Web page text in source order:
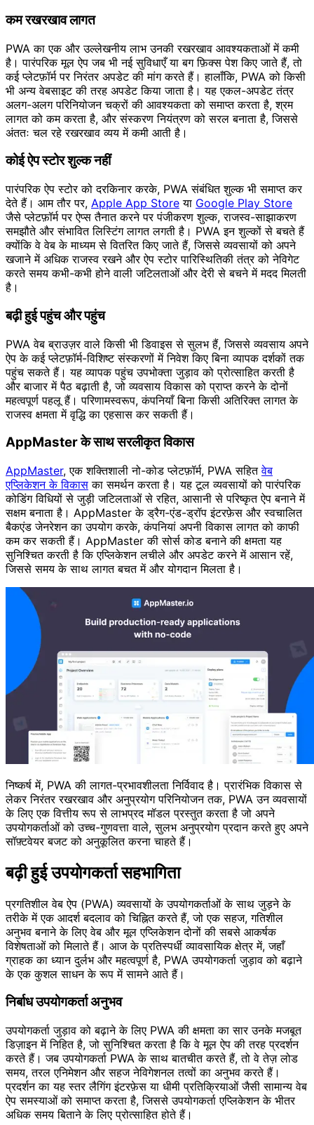
कम रखरखाव लागत
PWA का एक और उल्लेखनीय लाभ उनकी रखरखाव आवश्यकताओं में कमी
है। पारंपरिक मूल ऐप जब भी नई सुविधाएँ या बग फ़िक्स पेश किए जाते हैं, तो
कई प्लेटफ़ॉर्म पर निरंतर अपडेट की मांग करते हैं। हालाँकि, PWA को किसी
भी अन्य वेबसाइट की तरह अपडेट किया जाता है। यह एकल-अपडेट तंत्र
अलग-अलग परिनियोजन चक्रों की आवश्यकता को समाप्त करता है, श्रम
लागत को कम करता है, और संस्करण नियंत्रण को सरल बनाता है, जिससे
अंततः चल रहे रखरखाव व्यय में कमी आती है।
कोई ऐप स्टोर शुल्क नहीं
पारंपरिक ऐप स्टोर को दरकिनार करके, PWA संबंधित शुल्क भी समाप्त कर
देते हैं। आम तौर पर, Apple App Store या Google Play Store
जैसे प्लेटफ़ॉर्म पर ऐप्स तैनात करने पर पंजीकरण शुल्क, राजस्व-साझाकरण
समझौते और संभावित लिस्टिंग लागत लगती है। PWA इन शुल्कों से बचते हैं
क्योंकि वे वेब के माध्यम से वितरित किए जाते हैं, जिससे व्यवसायों को अपने
खजाने में अधिक राजस्व रखने और ऐप स्टोर पारिस्थितिकी तंत्र को नेविगेट
करते समय कभी-कभी होने वाली जटिलताओं और देरी से बचने में मदद मिलती
है।
बढ़ी हुई पहुंच और पहुंच
PWA वेब ब्राउज़र वाले किसी भी डिवाइस से सुलभ हैं, जिससे व्यवसाय अपने
ऐप के कई प्लेटफ़ॉर्म-विशिष्ट संस्करणों में निवेश किए बिना व्यापक दर्शकों तक
पहुंच सकते हैं। यह व्यापक पहुंच उपभोक्ता जुड़ाव को प्रोत्साहित करती है
और बाजार में पैठ बढ़ाती है, जो व्यवसाय विकास को प्राप्त करने के दोनों
महत्वपूर्ण पहलू हैं। परिणामस्वरूप, कंपनियाँ बिना किसी अतिरिक्त लागत के
राजस्व क्षमता में वृद्धि का एहसास कर सकती हैं।
AppMaster के साथ सरलीकृत विकास
AppMaster, एक शक्तिशाली नो-कोड प्लेटफ़ॉर्म, PWA सहितवेब
एप्लिकेशन के विकास का समर्थन करता है। यह टूल व्यवसायों को पारंपरिक
कोडिंग विधियों से जुड़ी जटिलताओं से रहित, आसानी से परिष्कृत ऐप बनाने में
सक्षम बनाता है। AppMaster के ड्रैग-एंड-ड्रॉप इंटरफ़ेस और स्वचालित
बैकएंड जेनरेशन का उपयोग करके, कंपनियां अपनी विकास लागत को काफी
कम कर सकती हैं। AppMaster की सोर्स कोड बनाने की क्षमता यह
सुनिश्चित करती है कि एप्लिकेशन लचीले और अपडेट करने में आसान रहें,
जिससे समय के साथ लागत बचत में और योगदान मिलता है।
निष्कर्ष में, PWA की लागत-प्रभावशीलता निर्विवाद है। प्रारंभिक विकास से
लेकर निरंतर रखरखाव और अनुप्रयोग परिनियोजन तक, PWA उन व्यवसायों
के लिए एक वित्तीय रूप से लाभप्रद मॉडल प्रस्तुत करता है जो अपने
उपयोगकर्ताओं को उच्च-गुणवत्ता वाले, सुलभ अनुप्रयोग प्रदान करते हुए अपने
सॉफ़्टवेयर बजट को अनुकूलित करना चाहते हैं।
बढ़ी हुई उपयोगकर्ता सहभागिता
प्रगतिशील वेब ऐप (PWA) व्यवसायों के उपयोगकर्ताओं के साथ जुड़ने के
तरीके में एक आदर्श बदलाव को चिह्नित करते हैं, जो एक सहज, गतिशील
अनुभव बनाने के लिए वेब और मूल एप्लिकेशन दोनों की सबसे आकर्षक
विशेषताओं को मिलाते हैं। आज के प्रतिस्पर्धी व्यावसायिक क्षेत्र में, जहाँ
ग्राहक का ध्यान दुर्लभ और महत्वपूर्ण है, PWA उपयोगकर्ता जुड़ाव को बढ़ाने
के एक कुशल साधन के रूप में सामने आते हैं।
निर्बाध उपयोगकर्ता अनुभव
उपयोगकर्ता जुड़ाव को बढ़ाने के लिए PWA की क्षमता का सार उनके मजबूत
डिज़ाइन में निहित है, जो सुनिश्चित करता है कि वे मूल ऐप की तरह प्रदर्शन
करते हैं। जब उपयोगकर्ता PWA के साथ बातचीत करते हैं, तो वे तेज़ लोड
समय, तरल एनिमेशन और सहज नेविगेशनल तत्वों का अनुभव करते हैं।
प्रदर्शन का यह स्तर लैगिंग इंटरफ़ेस या धीमी प्रतिक्रियाओं जैसी सामान्य वेब
ऐप समस्याओं को समाप्त करता है, जिससे उपयोगकर्ता एप्लिकेशन के भीतर
अधिक समय बिताने के लिए प्रोत्साहित होते हैं।